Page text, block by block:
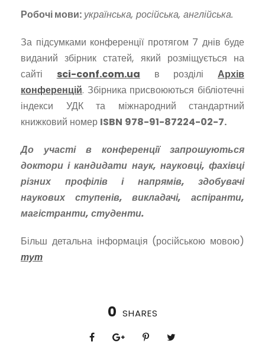
Робочі мови: українська, російська, англійська.
За підсумками конференції протягом 7 днів буде
виданий збірник статей, який розміщується на
сайті sci-conf.com.ua в розділі Архів
конференцій. Збірника присвоюються бібліотечні
індекси УДК та міжнародний стандартний
книжковий номер ISBN 978-91-87224-02-7.
До участі в конференції запрошуються
доктори і кандидати наук, науковці, фахівці
різних профілів і напрямів, здобувачі
наукових ступенів, викладачі, аспіранти,
магістранти, студенти.
Більш детальна інформація (російською мовою)
тут
0 SHARES